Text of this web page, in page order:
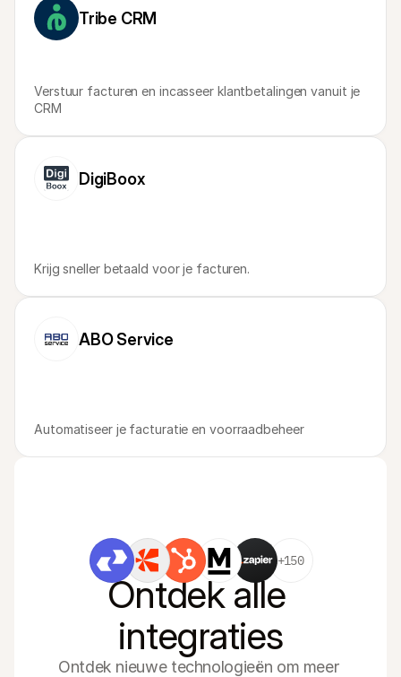
Tribe CRM
Verstuur facturen en incasseer klantbetalingen vanuit je
CRM
DigiBoox
Krijg sneller betaald voor je facturen.
ABO Service
Automatiseer je facturatie en voorraadbeheer
+150
Ontdek alle
integraties
Ontdek nieuwe technologieën om meer
Voor consumenten
Waarom zie je Mollie op je bankafschrift?
Voor Mollie-klanten
Ontdek hoe we jouw bedrijf kunnen helpen